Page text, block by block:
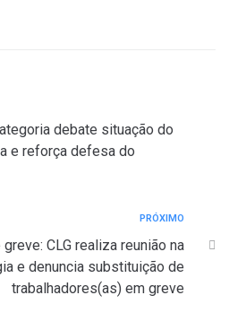
debate situação do
e reforça defesa do
PRÓXIMO
CLG realiza reunião na
e denuncia substituição de
trabalhadores(as) em greve